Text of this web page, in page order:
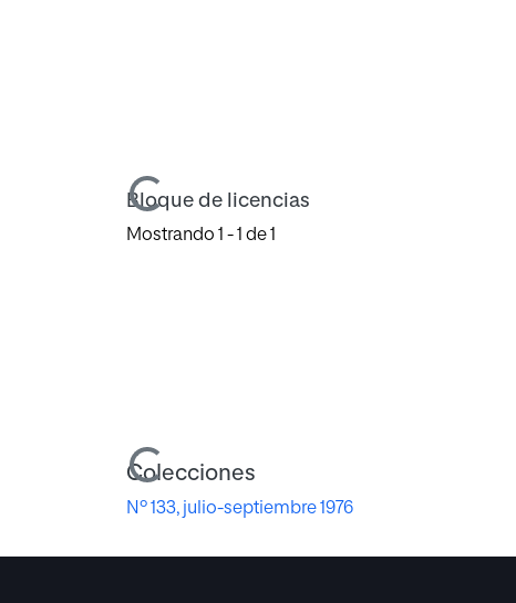
Cargando...
Bloque de licencias
Mostrando 1 - 1 de 1
Cargando...
Colecciones
Nº 133, julio-septiembre 1976